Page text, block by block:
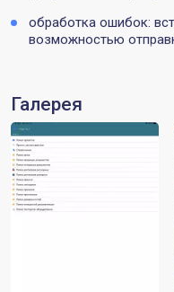
обработка ошибок:
возможностью
Галерея